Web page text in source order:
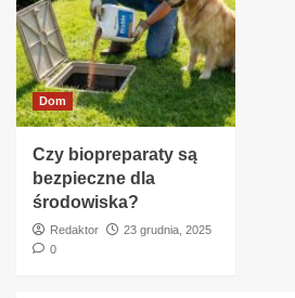
Dom
Czy biopreparaty są
bezpieczne dla
środowiska?
Redaktor
23 grudnia, 2025
0